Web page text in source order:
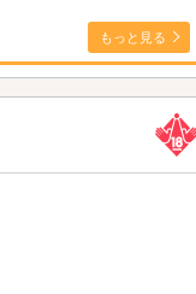
もっと見る